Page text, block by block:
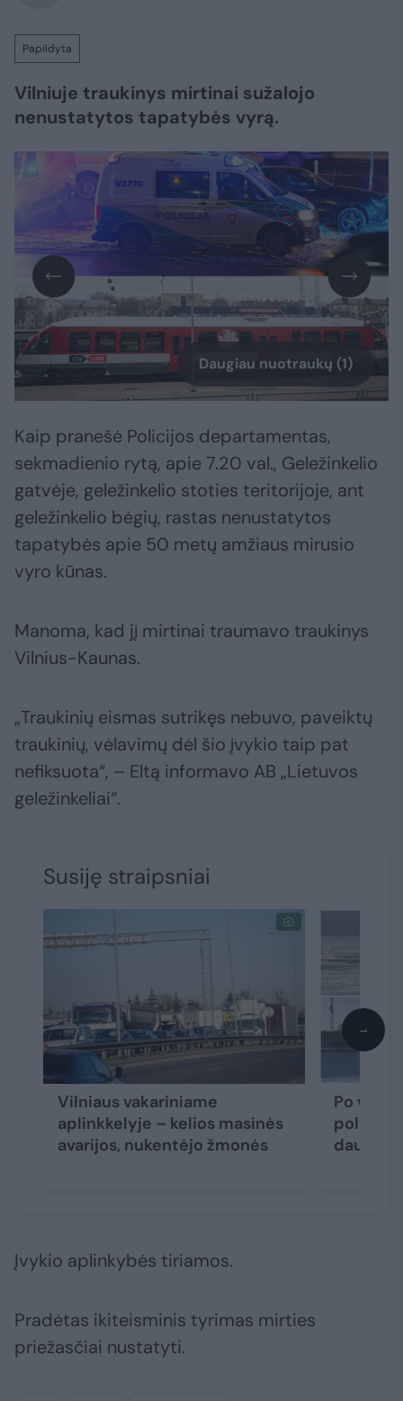
Papildyta
Vilniuje traukinys mirtinai sužalojo
nenustatytos tapatybės vyrą.
Daugiau nuotraukų (1)
Kaip pranešė Policijos departamentas,
sekmadienio rytą, apie 7.20 val., Geležinkelio
gatvėje, geležinkelio stoties teritorijoje, ant
geležinkelio bėgių, rastas nenustatytos
tapatybės apie 50 metų amžiaus mirusio
vyro kūnas.
Manoma, kad jį mirtinai traumavo traukinys
Vilnius-Kaunas.
„Traukinių eismas sutrikęs nebuvo, paveiktų
traukinių, vėlavimų dėl šio įvykio taip pat
nefiksuota“, – Eltą informavo AB „Lietuvos
geležinkeliai“.
Susiję straipsniai
Vilniaus vakariniame
aplinkkelyje – kelios masinės
avarijos, nukentėjo žmonės
Po vyro
policijos
→
Įvykio aplinkybės tiriamos.
Pradėtas ikiteisminis tyrimas mirties
priežasčiai nustatyti.